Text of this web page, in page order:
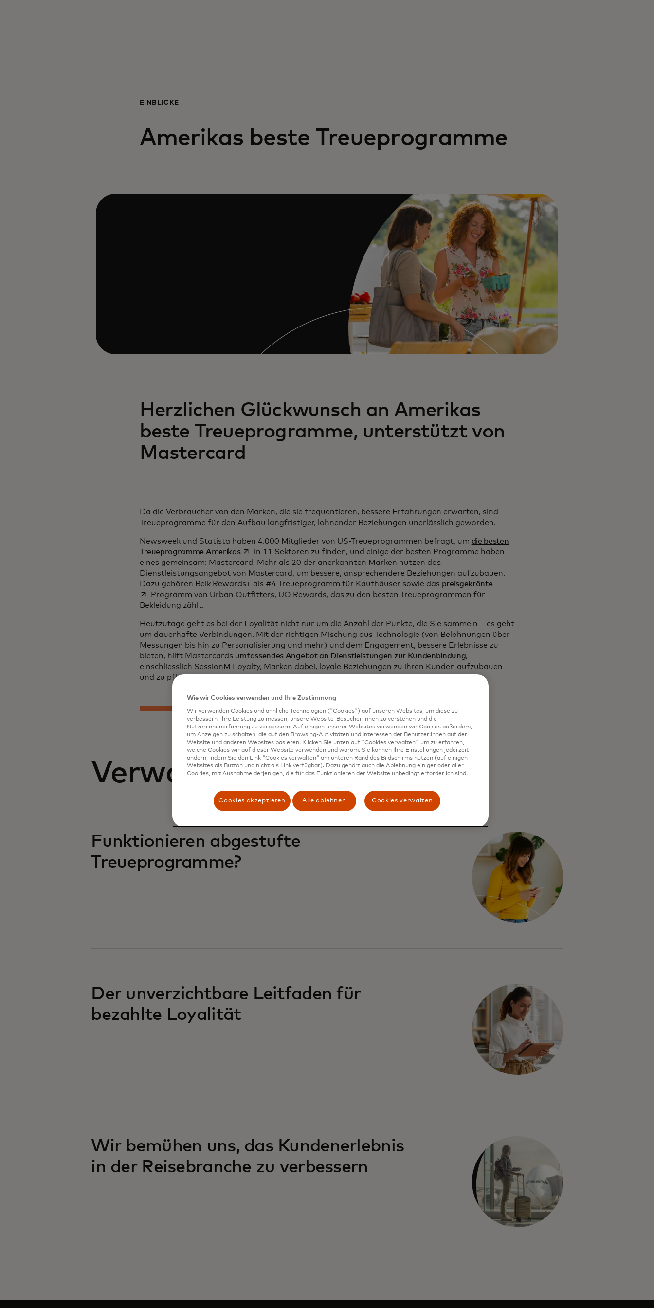
EINBLICKE
Amerikas beste Treueprogramme
Herzlichen Glückwunsch an Amerikas
beste Treueprogramme, unterstützt von
Mastercard
Da die Verbraucher von den Marken, die sie frequentieren, bessere Erfahrungen erwarten, sind
Treueprogramme für den Aufbau langfristiger, lohnender Beziehungen unerlässlich geworden.
Newsweek und Statista haben 4.000 Mitglieder von US-Treueprogrammen befragt, um die besten
Treueprogramme Amerikaswird in einer neuen Registerkarte geöffnet
in 11 Sektoren zu finden, und einige der besten Programme haben
eines gemeinsam: Mastercard. Mehr als 20 der anerkannten Marken nutzen das
Dienstleistungsangebot von Mastercard, um bessere, ansprechendere Beziehungen aufzubauen.
Dazu gehören Belk Rewards+ als #4 Treueprogramm für Kaufhäuser sowie das preisgekröntewird in einer neuen Registerkarte geöffnet
Programm von Urban Outfitters, UO Rewards, das zu den besten Treueprogrammen für
Bekleidung zählt.
Heutzutage geht es bei der Loyalität nicht nur um die Anzahl der Punkte, die Sie sammeln – es geht
um dauerhafte Verbindungen. Mit der richtigen Mischung aus Technologie (von Belohnungen über
Messungen bis hin zu Personalisierung und mehr) und dem Engagement, bessere Erlebnisse zu
bieten, hilft Mastercards umfassendes Angebot an Dienstleistungen zur Kundenbindung,
einschliesslich SessionM Loyalty, Marken dabei, loyale Beziehungen zu ihren Kunden aufzubauen
und zu pflegen.
Verwandte Berichte
Funktionieren abgestufte
Treueprogramme?
Der unverzichtbare Leitfaden für
bezahlte Loyalität
Wir bemühen uns, das Kundenerlebnis
in der Reisebranche zu verbessern
Wie wir Cookies verwenden und Ihre Zustimmung
Wir verwenden Cookies und ähnliche Technologien ("Cookies") auf unseren Websites, um diese zu
verbessern, ihre Leistung zu messen, unsere Website-Besucher:innen zu verstehen und die
Nutzer:innenerfahrung zu verbessern. Auf einigen unserer Websites verwenden wir Cookies außerdem,
um Anzeigen zu schalten, die auf den Browsing-Aktivitäten und Interessen der Benutzer:innen auf der
Website und anderen Websites basieren. Klicken Sie unten auf "Cookies verwalten", um zu erfahren,
welche Cookies wir auf dieser Website verwenden und warum. Sie können Ihre Einstellungen jederzeit
ändern, indem Sie den Link "Cookies verwalten" am unteren Rand des Bildschirms nutzen (auf einigen
Websites als Button und nicht als Link verfügbar). Dazu gehört auch die Ablehnung einiger oder aller
Cookies, mit Ausnahme derjenigen, die für das Funktionieren der Website unbedingt erforderlich sind.
Cookies akzeptieren Alle ablehnen Cookies verwalten